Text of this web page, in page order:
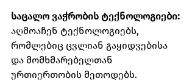
საცალო ვაჭრობის ტექნოლოგიები:
აღმოაჩენ ტექნოლოგიებს,
რომლებიც ცვლიან გაყიდვებისა
და მომხმარებელთან
ურთიერთობის მეთოდებს.